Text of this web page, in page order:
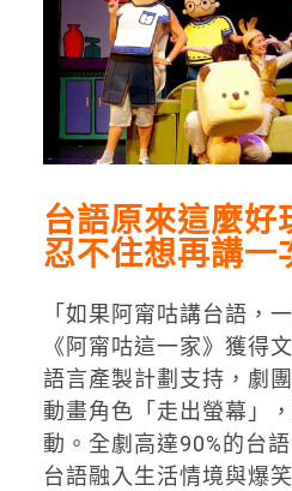
台語原來這麼好
忍不住想再講一
「如果阿甯咕講台語，
《阿甯咕這一家》 獲得
語言產製計劃支持，劇
動畫角色「走出螢幕」
動。全劇高達90%的台
台語融入生活情境與爆